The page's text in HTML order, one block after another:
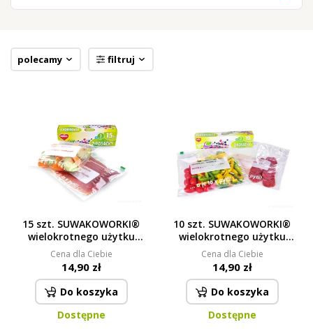
POWIETRZOZASYSACZ | 4 szt. |
Dostępne
18,90 zł
Dostępne
18,90 zł
polecamy filtruj
15 szt. SUWAKOWORKI®
wielokrotnego użytku
woreczki na żywność z
suwakiem objętość 1 litr
Cena dla Ciebie
14,90 zł
Do koszyka
Dostępne
10 szt. SUWAKOWORKI®
wielokrotnego użytku
woreczki na żywność z
suwakiem objętość 3 litry
Cena dla Ciebie
14,90 zł
Do koszyka
Dostępne